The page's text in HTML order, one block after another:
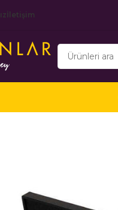
İletişim